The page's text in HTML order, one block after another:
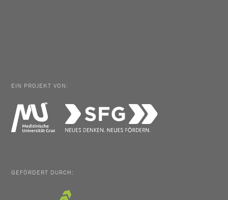
EIN PROJEKT VON:
GEFÖRDERT DURCH: